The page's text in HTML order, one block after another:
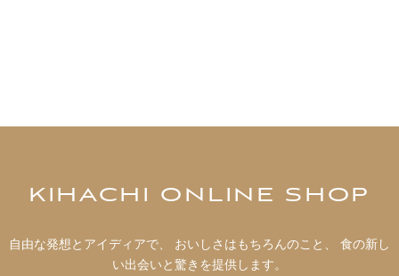
KIHACHI ONLINE SHOP
自由な発想とアイディアで、 おいしさはもちろんのこと、 食の新し
い出会いと驚きを提供します。